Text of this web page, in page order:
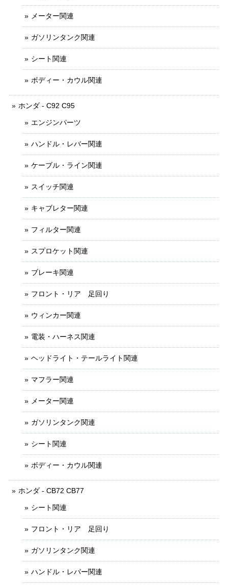
メーター関連
ガソリンタンク関連
シート関連
ボディー・カウル関連
ホンダ - C92 C95
エンジンパーツ
ハンドル・レバー関連
ケーブル・ライン関連
スイッチ関連
キャブレター関連
フィルター関連
スプロケット関連
ブレーキ関連
フロント・リア 足回り
ウィンカー関連
電装・ハーネス関連
ヘッドライト・テールライト関連
マフラー関連
メーター関連
ガソリンタンク関連
シート関連
ボディー・カウル関連
ホンダ - CB72 CB77
シート関連
フロント・リア 足回り
ガソリンタンク関連
ハンドル・レバー関連